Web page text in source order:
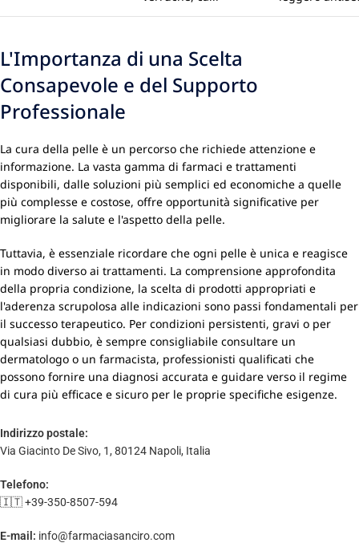
L'Importanza di una Scelta
Consapevole e del Supporto
Professionale
La cura della pelle è un percorso che richiede attenzione e
informazione. La vasta gamma di farmaci e trattamenti
disponibili, dalle soluzioni più semplici ed economiche a quelle
più complesse e costose, offre opportunità significative per
migliorare la salute e l'aspetto della pelle.
Tuttavia, è essenziale ricordare che ogni pelle è unica e reagisce
in modo diverso ai trattamenti. La comprensione approfondita
della propria condizione, la scelta di prodotti appropriati e
l'aderenza scrupolosa alle indicazioni sono passi fondamentali per
il successo terapeutico. Per condizioni persistenti, gravi o per
qualsiasi dubbio, è sempre consigliabile consultare un
dermatologo o un farmacista, professionisti qualificati che
possono fornire una diagnosi accurata e guidare verso il regime
di cura più efficace e sicuro per le proprie specifiche esigenze.
Indirizzo postale:
Via Giacinto De Sivo, 1, 80124 Napoli, Italia
Telefono:
🇮🇹 +39-350-8507-594
E-mail: info@farmaciasanciro.com